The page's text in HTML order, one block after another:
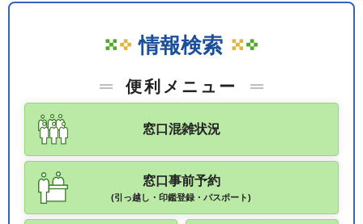
情報検索
便利メニュー
窓口混雑状況
窓口事前予約
(引っ越し・印鑑登録・パスポート)